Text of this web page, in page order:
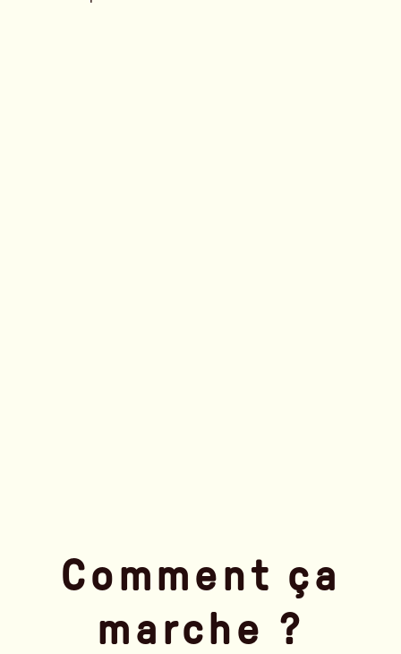
Comment ça
marche ?